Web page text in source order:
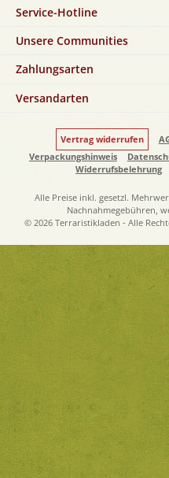
Service-Hotline
Unsere Communities
Zahlungsarten
Versandarten
Vertrag widerrufen
Verpackungshinweis
Widerrufsbelehrung
Alle Preise inkl. gesetzl.
Nachnahmegebühren,
© 2026 Terraristikladen - Alle